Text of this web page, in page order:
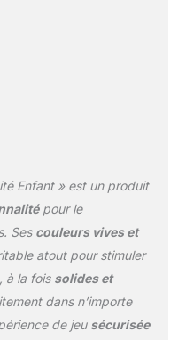
un excellent
ces blocs en
sont fabriqués à
d'éponge douce et
respectueux de
pour les
Base
et
éclair cachée :
est conçue pour
de glisser sur les
assurant
sécurité de votre
Enfant » est un produit
pour le
Ses couleurs vives et
atout pour stimuler
à la fois solides et
dans n’importe
de jeu sécurisée